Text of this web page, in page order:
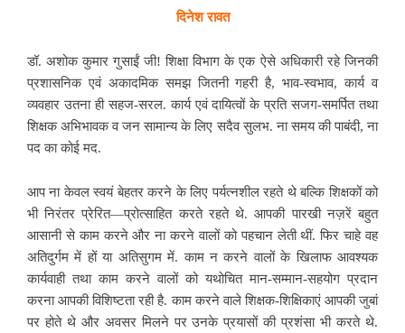
दिनेश रावत
डॉ. अशोक कुमार गुसाईं जी! शिक्षा विभाग के एक ऐसे अधिकारी रहे जिनकी
प्रशासनिक एवं अकादमिक समझ जितनी गहरी है, भाव-स्वभाव, कार्य व
व्यवहार उतना ही सहज-सरल. कार्य एवं दायित्वों के प्रति सजग-समर्पित तथा
शिक्षक अभिभावक व जन सामान्य के लिए सदैव सुलभ. ना समय की पाबंदी, ना
पद का कोई मद.
आप ना केवल स्वयं बेहतर करने के लिए पर्यत्नशील रहते थे बल्कि शिक्षकों को
भी निरंतर प्रेरित—प्रोत्साहित करते रहते थे. आपकी पारखी नज़रें बहुत
आसानी से काम करने और ना करने वालों को पहचान लेती थीं. फिर चाहे वह
अतिदुर्गम में हों या अतिसुगम में. काम न करने वालों के खिलाफ आवश्यक
कार्यवाही तथा काम करने वालों को यथोचित मान-सम्मान-स​हयोग प्रदान
करना आपकी विशिष्टता रही है. काम करने वाले शिक्षक-शिक्षिकाएं आपकी जुबां
पर होते थे और अवसर मिलने पर उनके प्रयासों की प्रशंसा भी करते थे.